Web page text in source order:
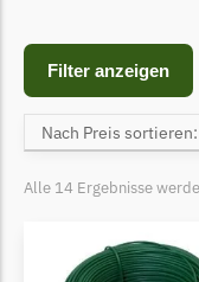
Cub Cadet
Ecovacs
Filter anzeigen
Alle 14 Ergebnisse